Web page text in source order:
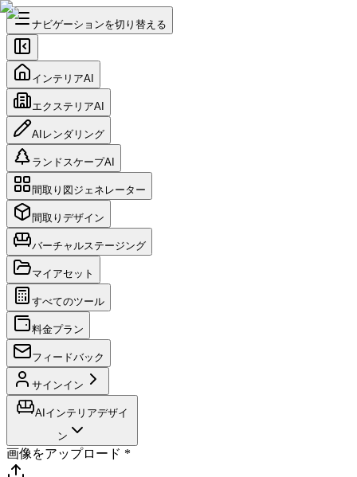
ナビゲーションを切り替える
インテリアAI
エクステリアAI
AIレンダリング
ランドスケープAI
間取り図ジェネレーター
間取りデザイン
バーチャルステージング
マイアセット
すべてのツール
料金プラン
フィードバック
サインイン
AIインテリアデザイ
ン
画像をアップロード *